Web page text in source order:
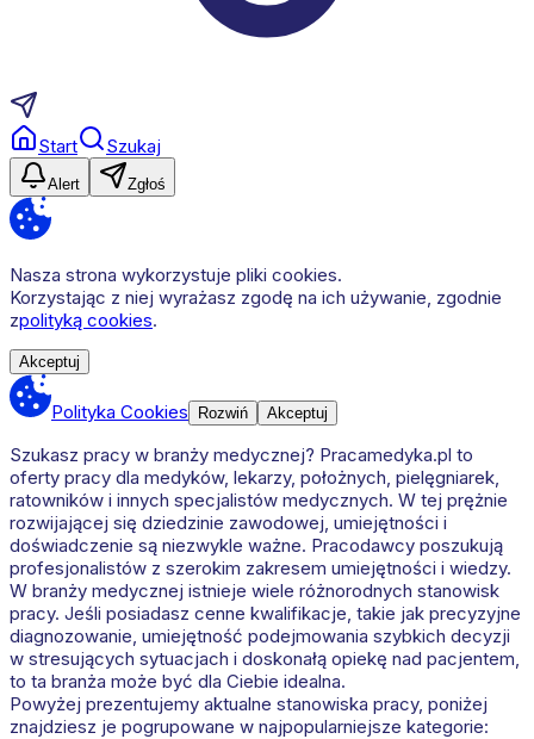
Start Szukaj
Alert Zgłoś
Nasza strona wykorzystuje pliki cookies.
Korzystając z niej wyrażasz zgodę na ich używanie, zgodnie
zpolityką cookies.
Akceptuj
Polityka Cookies Rozwiń Akceptuj
Szukasz pracy w branży medycznej? Pracamedyka.pl to
oferty pracy dla medyków, lekarzy, położnych, pielęgniarek,
ratowników i innych specjalistów medycznych. W tej prężnie
rozwijającej się dziedzinie zawodowej, umiejętności i
doświadczenie są niezwykle ważne. Pracodawcy poszukują
profesjonalistów z szerokim zakresem umiejętności i wiedzy.
W branży medycznej istnieje wiele różnorodnych stanowisk
pracy. Jeśli posiadasz cenne kwalifikacje, takie jak precyzyjne
diagnozowanie, umiejętność podejmowania szybkich decyzji
w stresujących sytuacjach i doskonałą opiekę nad pacjentem,
to ta branża może być dla Ciebie idealna.
Powyżej prezentujemy aktualne stanowiska pracy, poniżej
znajdziesz je pogrupowane w najpopularniejsze kategorie: